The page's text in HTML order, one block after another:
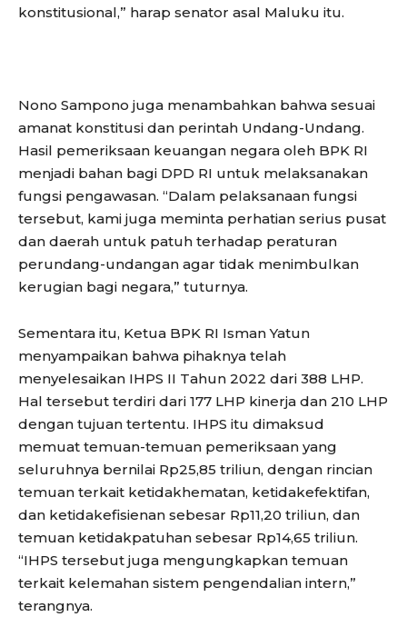
konstitusional,” harap senator asal Maluku itu.
Nono Sampono juga menambahkan bahwa sesuai
amanat konstitusi dan perintah Undang-Undang.
Hasil pemeriksaan keuangan negara oleh BPK RI
menjadi bahan bagi DPD RI untuk melaksanakan
fungsi pengawasan. “Dalam pelaksanaan fungsi
tersebut, kami juga meminta perhatian serius pusat
dan daerah untuk patuh terhadap peraturan
perundang-undangan agar tidak menimbulkan
kerugian bagi negara,” tuturnya.
Sementara itu, Ketua BPK RI Isman Yatun
menyampaikan bahwa pihaknya telah
menyelesaikan IHPS II Tahun 2022 dari 388 LHP.
Hal tersebut terdiri dari 177 LHP kinerja dan 210 LHP
dengan tujuan tertentu. IHPS itu dimaksud
memuat temuan-temuan pemeriksaan yang
seluruhnya bernilai Rp25,85 triliun, dengan rincian
temuan terkait ketidakhematan, ketidakefektifan,
dan ketidakefisienan sebesar Rp11,20 triliun, dan
temuan ketidakpatuhan sebesar Rp14,65 triliun.
“IHPS tersebut juga mengungkapkan temuan
terkait kelemahan sistem pengendalian intern,”
terangnya.